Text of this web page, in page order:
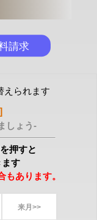
えられます
しょう-
押すと
す
もあります。
来月>>